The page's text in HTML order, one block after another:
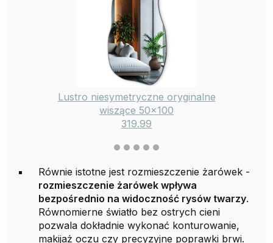
Lustro niesymetryczne oryginalne
wiszące 50x100
319.99
Równie istotne jest rozmieszczenie żarówek -
rozmieszczenie żarówek wpływa
bezpośrednio na widoczność rysów twarzy.
Równomierne światło bez ostrych cieni
pozwala dokładnie wykonać konturowanie,
makijaż oczu czy precyzyjne poprawki brwi.